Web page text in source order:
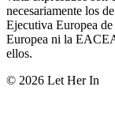
necesariamente los
Ejecutiva Europea
Europea ni la
ellos.
© 2026 Let Her In